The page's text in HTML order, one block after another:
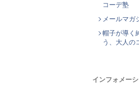
コーデ塾
メールマガ
帽子が導く
う、大人の
インフォメー